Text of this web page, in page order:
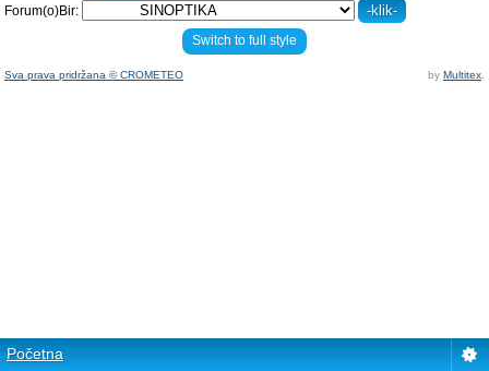
Forum(o)Bir:
Switch to full style
Sva prava pridržana © CROMETEO by Multitex
Početna